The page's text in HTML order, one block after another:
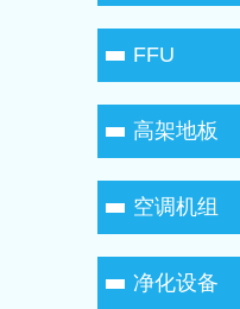
FFU
高架地板
空调机组
净化设备